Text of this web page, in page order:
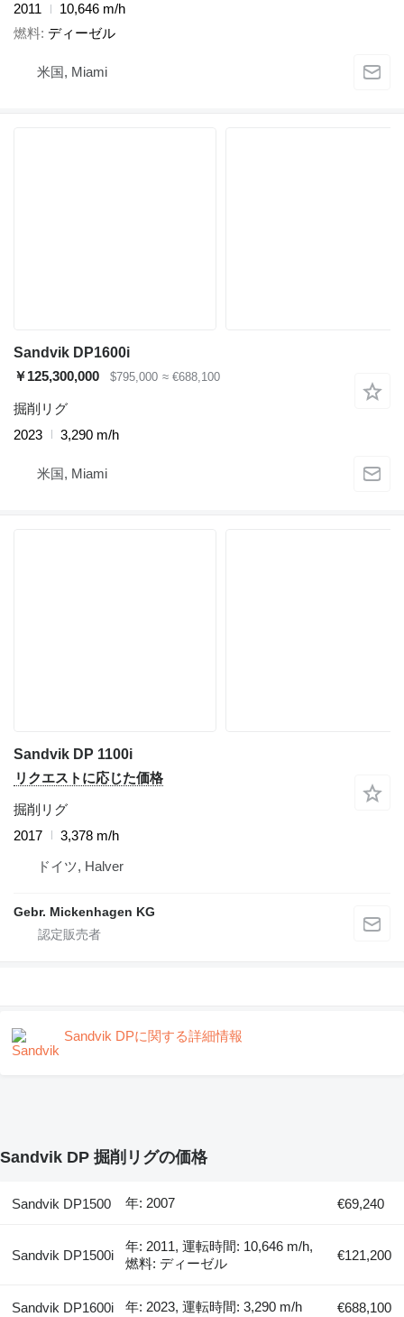
2011
10,646 m/h
燃料 ディーゼル
米国, Miami
Sandvik DP1600i
￥125,300,000
$795,000 ≈ €688,100
掘削リグ
2023
3,290 m/h
米国, Miami
Sandvik DP 1100i
リクエストに応じた価格
掘削リグ
2017
3,378 m/h
ドイツ, Halver
Gebr. Mickenhagen KG
Sandvik DPに関する詳細情報
Sandvik DP 掘削リグの価格
Sandvik DP1500 年: 2007 €69,240
Sandvik DP1500i
年: 2011, 運転時間: 10,646 m/h,
燃料: ディーゼル
€121,200
Sandvik DP1600i 年: 2023, 運転時間: 3,290 m/h €688,100